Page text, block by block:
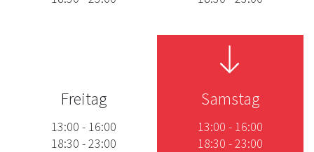
Freitag
13:00 - 16:00
18:30 -23:00
Samstag
13:00 - 16:00
18:30 -23:00